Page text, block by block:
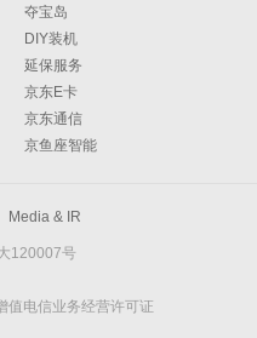
夺宝岛
DIY装机
延保服务
京东E卡
京东通信
京鱼座智能
Media & IR
120007号
值电信业务经营许可证